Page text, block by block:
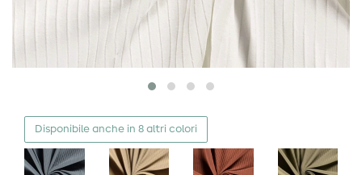
Disponibile anche in 8 altri colori